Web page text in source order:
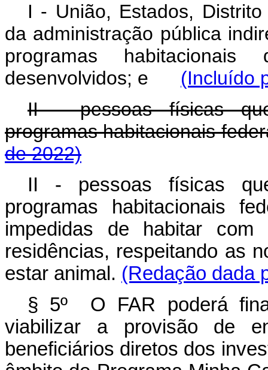
I - União, Estados,
da administração pública
programas
desenvolvidos; e (Incluído
II - pessoas físicas
programas habitacionais
de 2022)
II - pessoas físicas
programas habitacionais
impedidas de habitar com
residências, respeitando as
estar animal. (Redação dada
§ 5º O FAR poderá
viabilizar a provisão de
beneficiários diretos dos